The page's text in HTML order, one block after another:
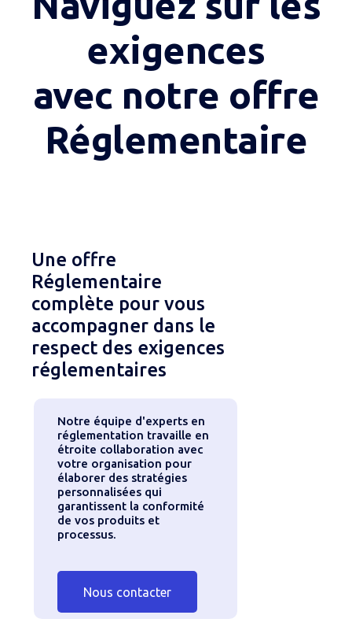
exigences
avec notre offre
Réglementaire
Une offre
Réglementaire
complète pour vous
accompagner dans le
respect des exigences
réglementaires
Notre équipe d'experts en
réglementation travaille en
étroite collaboration avec
votre organisation pour
élaborer des stratégies
personnalisées qui
garantissent la conformité
de vos produits et
processus.
Nous contacter